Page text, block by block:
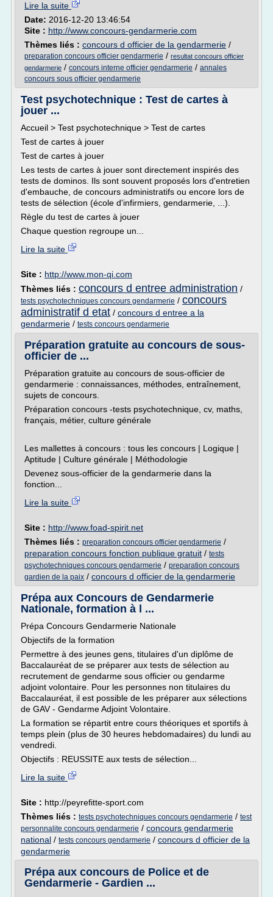
Lire la suite
Date: 2016-12-20 13:46:54
Site : http://www.concours-gendarmerie.com
Thèmes liés : concours d officier de la gendarmerie /
preparation concours officier gendarmerie / resultat concours officier
gendarmerie / concours interne officier gendarmerie / annales
concours sous officier gendarmerie
Test psychotechnique : Test de cartes à
jouer ...
Accueil > Test psychotechnique > Test de cartes
Test de cartes à jouer
Test de cartes à jouer
Les tests de cartes à jouer sont directement inspirés des
tests de dominos. Ils sont souvent proposés lors d'entretien
d'embauche, de concours administratifs ou encore lors de
tests de sélection (école d'infirmiers, gendarmerie, ...).
Règle du test de cartes à jouer
Chaque question regroupe un...
Lire la suite
Site : http://www.mon-qi.com
Thèmes liés : concours d entree administration /
tests psychotechniques concours gendarmerie / concours
administratif d etat / concours d entree a la
gendarmerie / tests concours gendarmerie
Préparation gratuite au concours de sous-
officier de ...
Préparation gratuite au concours de sous-officier de
gendarmerie : connaissances, méthodes, entraînement,
sujets de concours.
Préparation concours -tests psychotechnique, cv, maths,
français, métier, culture générale
Les mallettes à concours : tous les concours | Logique |
Aptitude | Culture générale | Méthodologie
Devenez sous-officier de la gendarmerie dans la
fonction...
Lire la suite
Site : http://www.foad-spirit.net
Thèmes liés : preparation concours officier gendarmerie /
preparation concours fonction publique gratuit / tests
psychotechniques concours gendarmerie / preparation concours
gardien de la paix / concours d officier de la gendarmerie
Prépa aux Concours de Gendarmerie
Nationale, formation à l ...
Prépa Concours Gendarmerie Nationale
Objectifs de la formation
Permettre à des jeunes gens, titulaires d'un diplôme de
Baccalauréat de se préparer aux tests de sélection au
recrutement de gendarme sous officier ou gendarme
adjoint volontaire. Pour les personnes non titulaires du
Baccalauréat, il est possible de les préparer aux sélections
de GAV - Gendarme Adjoint Volontaire.
La formation se répartit entre cours théoriques et sportifs à
temps plein (plus de 30 heures hebdomadaires) du lundi au
vendredi.
Objectifs : REUSSITE aux tests de sélection...
Lire la suite
Site : http://peyrefitte-sport.com
Thèmes liés : tests psychotechniques concours gendarmerie / test
personnalite concours gendarmerie / concours gendarmerie
national / tests concours gendarmerie / concours d officier de la
gendarmerie
Prépa aux concours de Police et de
Gendarmerie - Gardien ...